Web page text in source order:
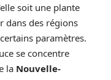
soit une plante
dans des régions
paramètres.
se concentre
la Nouvelle-